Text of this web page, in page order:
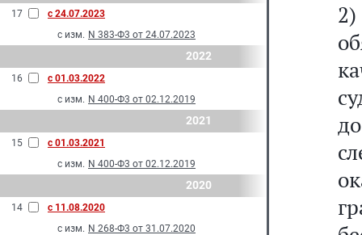
17
с 24.07.2023
с изм. N 383-Ф3 от 24.07.2023
2022
16
с 01.03.2022
с изм. N 400-Ф3 от 02.12.2019
2021
15
с 01.03.2021
с изм. N 400-Ф3 от 02.12.2019
2020
14
с 11.08.2020
с изм. N 268-Ф3 от 31.07.2020